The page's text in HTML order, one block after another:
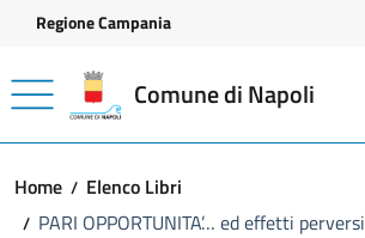
Vai ai contenuti
Vai al footer
Regione Campania
Comune di Napoli
Home
Elenco Libri
PARI OPPORTUNITA’… ed effetti perversi